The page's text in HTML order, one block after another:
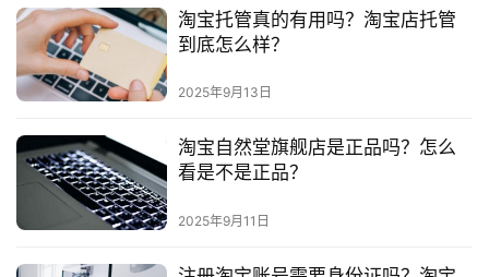
淘宝托管真的有用吗？淘宝店托管
到底怎么样？
2025年9月13日
淘宝自然堂旗舰店是正品吗？怎么
看是不是正品？
2025年9月11日